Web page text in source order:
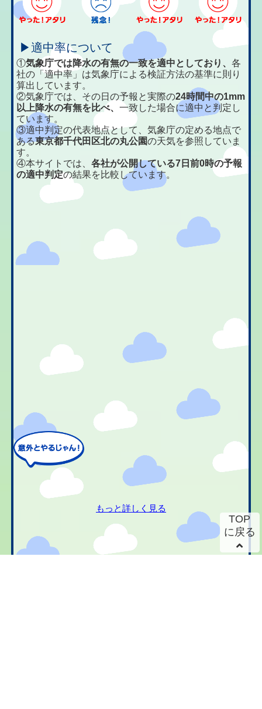
▶適中率について
①気象庁では降水の有無の一致を適中としており、各
社の「適中率」は気象庁による検証方法の基準に則り
算出しています。
②気象庁では、その日の予報と実際の24時間中の1mm
以上降水の有無を比べ、一致した場合に適中と判定し
ています。
③適中判定の代表地点として、気象庁の定める地点で
ある東京都千代田区北の丸公園の天気を参照していま
す。
④本サイトでは、各社が公開している7日前0時の予報
の適中判定の結果を比較しています。
もっと詳しく見る
TOP
に戻る